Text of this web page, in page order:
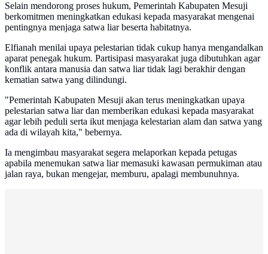
Selain mendorong proses hukum, Pemerintah Kabupaten Mesuji
berkomitmen meningkatkan edukasi kepada masyarakat mengenai
pentingnya menjaga satwa liar beserta habitatnya.
Elfianah menilai upaya pelestarian tidak cukup hanya mengandalkan
aparat penegak hukum. Partisipasi masyarakat juga dibutuhkan agar
konflik antara manusia dan satwa liar tidak lagi berakhir dengan
kematian satwa yang dilindungi.
"Pemerintah Kabupaten Mesuji akan terus meningkatkan upaya
pelestarian satwa liar dan memberikan edukasi kepada masyarakat
agar lebih peduli serta ikut menjaga kelestarian alam dan satwa yang
ada di wilayah kita," bebernya.
Ia mengimbau masyarakat segera melaporkan kepada petugas
apabila menemukan satwa liar memasuki kawasan permukiman atau
jalan raya, bukan mengejar, memburu, apalagi membunuhnya.